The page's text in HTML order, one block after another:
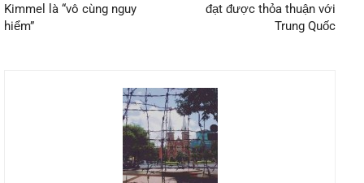
Kimmel là “vô cùng nguy
hiểm”
đạt được thỏa thuận với
Trung Quốc